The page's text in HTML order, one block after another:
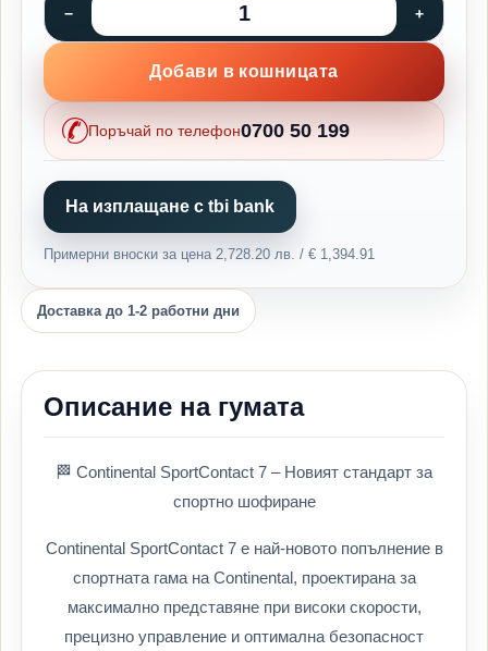
Добави в кошницата
Поръчай по телефон0700 50 199
На изплащане с tbi bank
Примерни вноски за цена 2,728.20 лв. / € 1,394.91
Доставка до 1-2 работни дни
Описание на гумата
🏁 Continental SportContact 7 – Новият стандарт за
спортно шофиране
Continental SportContact 7 е най-новото попълнение в
спортната гама на Continental, проектирана за
максимално представяне при високи скорости,
прецизно управление и оптимална безопасност